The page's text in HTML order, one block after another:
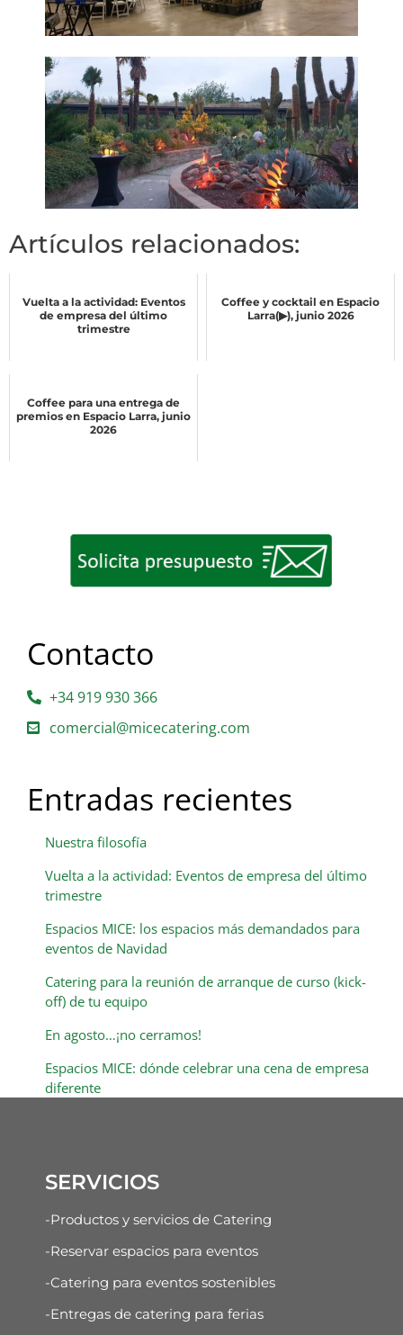
Artículos relacionados:
Vuelta a la actividad: Eventos
de empresa del último
trimestre
Coffee y cocktail en Espacio
Larra(▶), junio 2026
Coffee para una entrega de
premios en Espacio Larra, junio
2026
Contacto
+34 919 930 366
comercial@micecatering.com
Entradas recientes
Nuestra filosofía
Vuelta a la actividad: Eventos de empresa del último
trimestre
Espacios MICE: los espacios más demandados para
eventos de Navidad
Catering para la reunión de arranque de curso (kick-
off) de tu equipo
En agosto…¡no cerramos!
Espacios MICE: dónde celebrar una cena de empresa
diferente
SERVICIOS
-Productos y servicios de Catering
-Reservar espacios para eventos
-Catering para eventos sostenibles
-Entregas de catering para ferias